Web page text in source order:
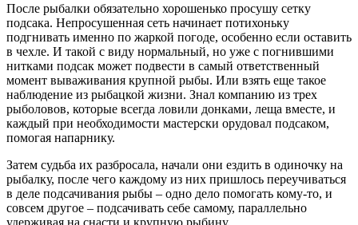
После рыбалки обязательно хорошенько просушу сетку
подсака. Непросушенная сеть начинает потихоньку
подгнивать именно по жаркой погоде, особенно если оставить
в чехле. И такой с виду нормальный, но уже с погнившими
нитками подсак может подвести в самый ответственный
момент вываживания крупной рыбы. Или взять еще такое
наблюдение из рыбацкой жизни. Знал компанию из трех
рыболовов, которые всегда ловили донками, леща вместе, и
каждый при необходимости мастерски орудовал подсаком,
помогая напарнику.
Затем судьба их разбросала, начали они ездить в одиночку на
рыбалку, после чего каждому из них пришлось переучиваться
в деле подсачивания рыбы – одно дело помогать кому-то, и
совсем другое – подсачивать себе самому, параллельно
удерживая на снасти и крупную рыбину.